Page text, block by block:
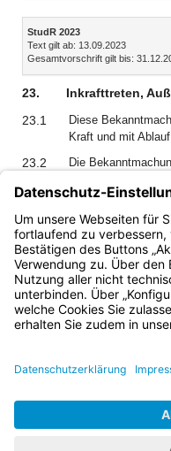
Inhalt
StudR 2023
Text gilt ab: 13.09.2023
Gesamtvorschrift gilt bis:
23.
Inkrafttreten,
23.1
Diese
Kraft und mit
23.2
Die
Nr. 506) über die
– StudR 2021 –
außer Kraft.
Bayern.de
BayernPortal
Impressum